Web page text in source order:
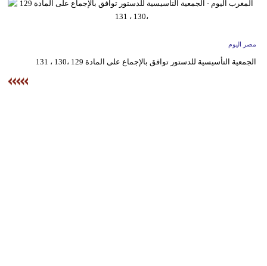
أخبار
مصر اليوم
الجمعية التأسيسية للدستور توافق بالإجماع على المادة 129 ،130 ، 131